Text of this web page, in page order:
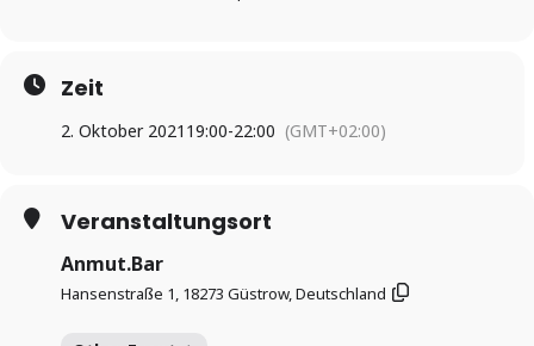
Zeit
2. Oktober 2021 19:00-22:00 (GMT+02:00)
Veranstaltungsort
Anmut.Bar
Hansenstraße 1, 18273 Güstrow, Deutschland